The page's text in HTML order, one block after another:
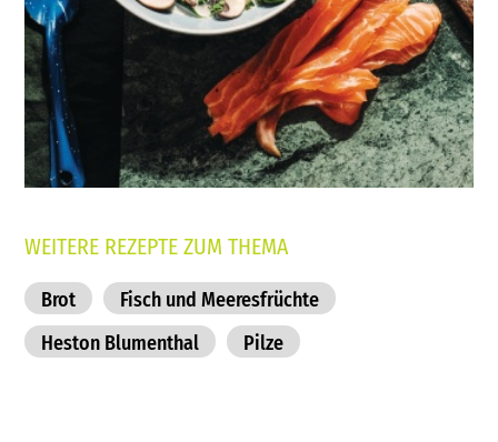
WEITERE REZEPTE ZUM THEMA
Brot
Fisch und Meeresfrüchte
Heston Blumenthal
Pilze